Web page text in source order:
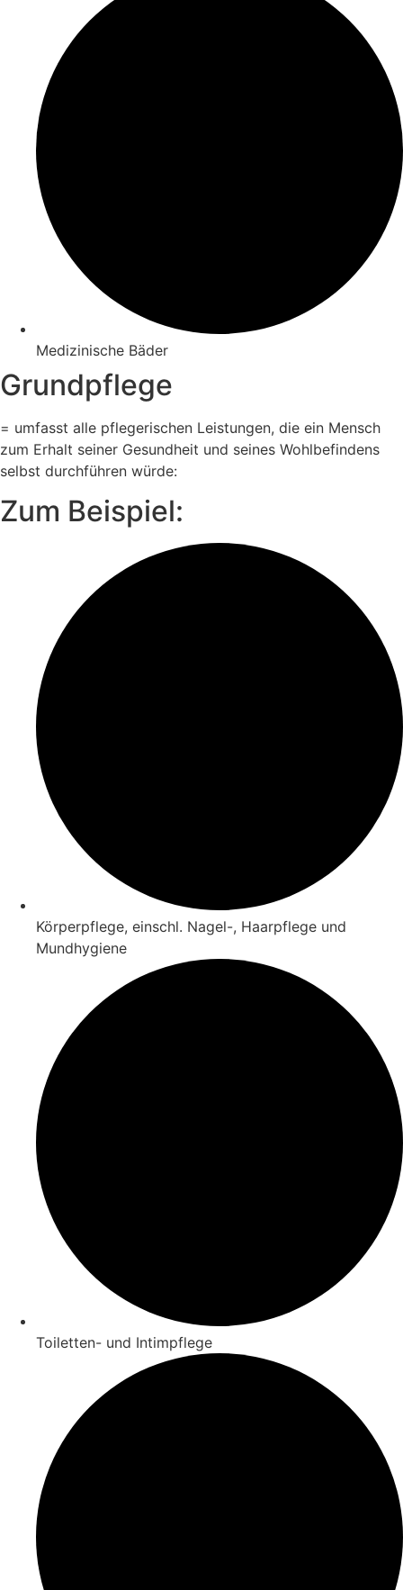
Medizinische Bäder
Grundpflege
= umfasst alle pflegerischen Leistungen, die ein Mensch
zum Erhalt seiner Gesundheit und seines Wohlbefindens
selbst durchführen würde:
Zum Beispiel:
Körperpflege, einschl. Nagel-, Haarpflege und
Mundhygiene
Toiletten- und Intimpflege